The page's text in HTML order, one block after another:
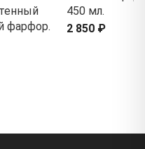
фарфор.
450 мл.
2 850 ₽